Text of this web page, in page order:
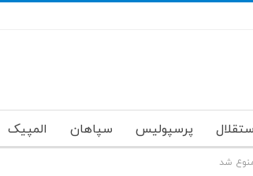
پرسپولیس سپاهان المپیک
شد